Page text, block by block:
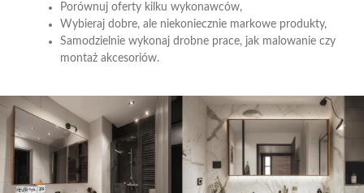
Porównuj oferty kilku wykonawców,
Wybieraj dobre, ale niekoniecznie markowe produkty,
Samodzielnie wykonaj drobne prace, jak malowanie czy
montaż akcesoriów.